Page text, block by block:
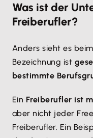
Was ist der
Freiberufler?
Anders sieht es
Bezeichnung ist
bestimmte
Ein Freiberufler ist
aber nicht jeder
Freiberufler. Ein